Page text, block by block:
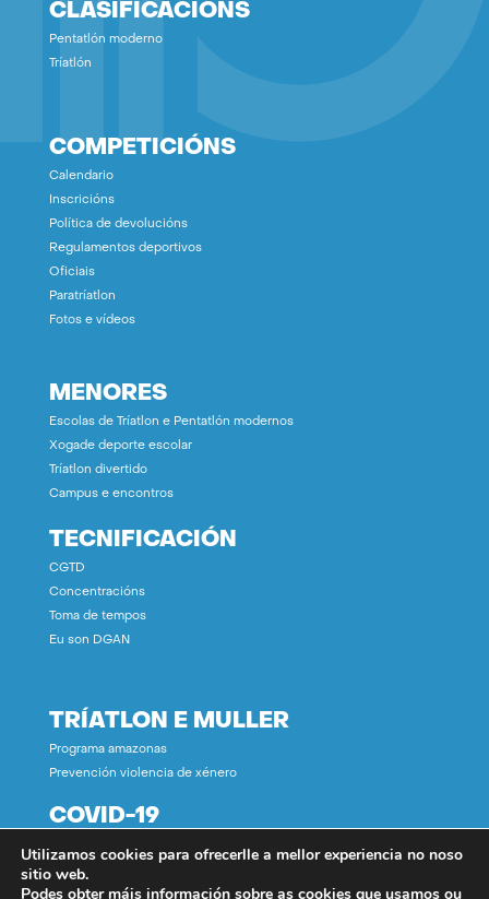
CLASIFICACIÓNS
Pentatlón moderno
Tríatlón
COMPETICIÓNS
Calendario
Inscricións
Política de devolucións
Regulamentos deportivos
Oficiais
Paratríatlon
Fotos e vídeos
MENORES
Escolas de Tríatlon e Pentatlón modernos
Xogade deporte escolar
Tríatlon divertido
Campus e encontros
TECNIFICACIÓN
CGTD
Concentracións
Toma de tempos
Eu son DGAN
TRÍATLON E MULLER
Programa amazonas
Prevención violencia de xénero
COVID-19
CONTACTO
Utilizamos cookies para ofrecerlle a mellor experiencia no noso
sitio web.
Podes obter máis información sobre as cookies que usamos ou